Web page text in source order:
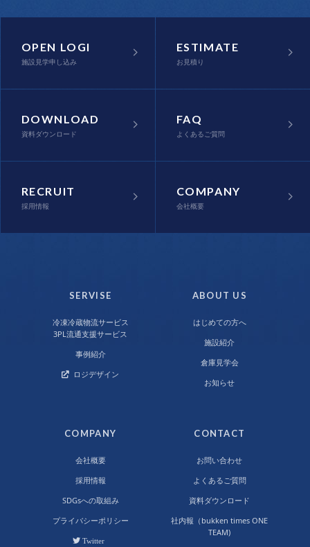
OPEN LOGI
施設見学申し込み
ESTIMATE
お見積り
DOWNLOAD
資料ダウンロード
FAQ
よくあるご質問
RECRUIT
採用情報
COMPANY
会社概要
SERVISE
冷凍冷蔵物流サービス
3PL流通支援サービス
事例紹介
ロジデザイン
ABOUT US
はじめての方へ
施設紹介
倉庫見学会
お知らせ
COMPANY
会社概要
採用情報
SDGsへの取組み
プライバシーポリシー
Twitter
CONTACT
お問い合わせ
よくあるご質問
資料ダウンロード
社内報（bukken times ONE
TEAM)